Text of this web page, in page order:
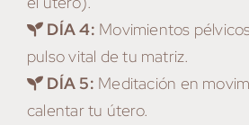
DÍA 4: Movimientos
pulso vital de tu matriz.
DÍA 5: Meditación en
calentar tu útero.